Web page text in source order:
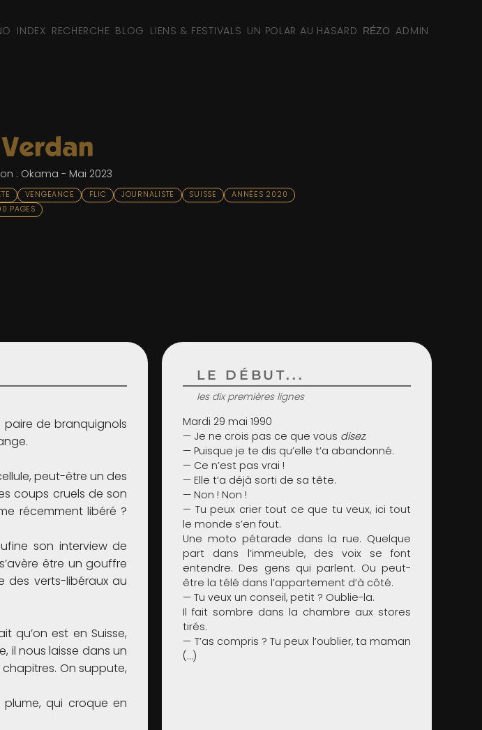
INDEX RECHERCHE BLOG LIENS & FESTIVALS UN POLAR AU HASARD RÉZO ADMIN
: Okama - Mai 2023
VENGEANCE FLIC JOURNALISTE SUISSE
ANNÉES 2020
PAGES
de branquignols
peut-être un des
coups cruels de son
récemment libéré ?
son interview de
être un gouffre
des verts-libéraux au
qu’on est en Suisse,
il nous laisse dans un
On suppute,
plume, qui croque en
LE DÉBUT...
les dix premières lignes
Mardi 29 mai 1990
— Je ne crois pas ce que vous disez.
— Puisque je te dis qu’elle t’a abandonné.
— Ce n’est pas vrai !
— Elle t’a déjà sorti de sa tête.
— Non ! Non !
— Tu peux crier tout ce que tu veux, ici tout
le monde s’en fout.
Une moto pétarade dans la rue. Quelque
part dans l’immeuble, des voix se font
entendre. Des gens qui parlent. Ou peut-
être la télé dans l’appartement d’à côté.
— Tu veux un conseil, petit ? Oublie-la.
Il fait sombre dans la chambre aux stores
tirés.
— T’as compris ? Tu peux l’oublier, ta maman
(…)